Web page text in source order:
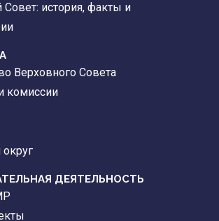
история, факты и
Верховного Совета
комиссии
округ
ДЕЯТЕЛЬНОСТЬ